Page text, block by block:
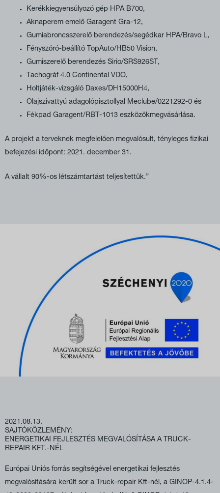
Kerékkiegyensúlyozó gép HPA B700,
Aknaperem emelő Garagent Gra-12,
Gumiabroncsszerelő berendezés/segédkar HPA/Bravo L,
Fényszóró-beállító TopAuto/HB50 Vision,
Gumiszerelő berendezés Sirio/SRS926ST,
Tachográf 4.0 Continental VDO,
Holtjáték-vizsgáló Daxes/DH15000H4,
Olajszivattyú adagolópisztollyal Meclube/0221292-0 és
Fékpad Garagent/RBT-1013 eszközökmegvásárlása.
A projekt a terveknek megfelelően megvalósult, tényleges fizikai
befejezési időpont: 2021. december 31.
A vállalt 90%-os létszámtartást teljesítettük.”
2021.08.13.
SAJTÓKÖZLEMÉNY:
ENERGETIKAI FEJLESZTÉS MEGVALÓSÍTÁSA A TRUCK-
REPAIR KFT.-NÉL
Európai Uniós forrás segítségével energetikai fejlesztés
megvalósítására került sor a Truck-repair Kft-nél, a GINOP-4.1.4-